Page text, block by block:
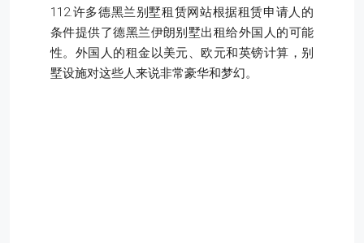
112.许多德黑兰别墅租赁网站根据租赁申请人的
条件提供了德黑兰伊朗别墅出租给外国人的可能
性。外国人的租金以美元、欧元和英镑计算，别
墅设施对这些人来说非常豪华和梦幻。